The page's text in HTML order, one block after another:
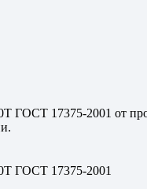
ГОСТ 17375-2001 от
ГОСТ 17375-2001